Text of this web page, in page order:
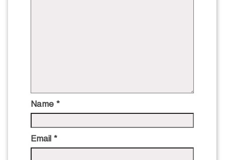
Name *
Email *